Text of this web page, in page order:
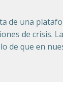
de una
de crisis.
de que en